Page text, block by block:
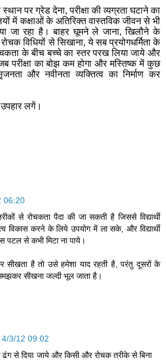
पर ग्रेड देना, परीक्षा की व्यग्रता घटाने का
में कक्षाओं के अतिरिक्त वास्तविक जीवन से भी
जा रहा है। बाहर घूमने ले जाना, खिलौने के
विधियों से सिखाना, ये सब प्रयोगधर्मिता के
के बीच बच्चे का स्तर परख लिया जाये और
परीक्षा का बोझ कम होगा और मस्तिष्क में कुछ
और नवीनता व्यक्तित्व का निर्माण कर
उपहार लगें।
06:20
से रोचकता पैदा की जा सकती है जिससे विद्यार्थी
विकास करने के लिये उपयोग में ला सके, और विद्यार्थी
पटल से कभी मिटा ना पाये।
सीखता है तो उसे हमेशा याद रहती है, परंतु दूसरों के
सीखना जल्दी भूल जाता है।
4/3/12 09:02
ढंग से दिया जाये और किसी और रोचक तरीके से बिना